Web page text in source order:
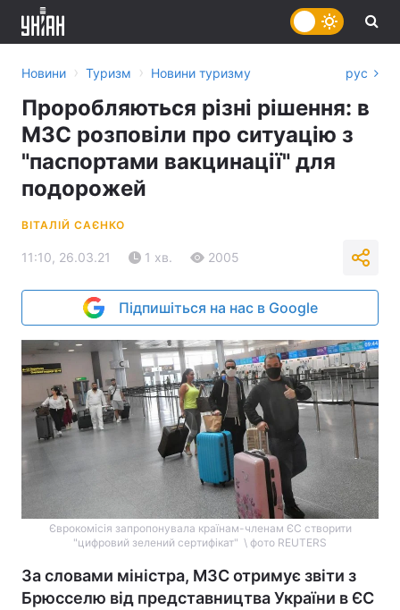
Новини › Туризм › Новини туризму рус
Проробляються різні рішення: в
МЗС розповіли про ситуацію з
"паспортами вакцинації" для
подорожей
ВІТАЛІЙ САЄНКО
11:10, 26.03.21 1 хв. 2005
Підпишіться на нас в Google
Єврокомісія запропонувала країнам-членам ЄС створити
"цифровий зелений сертифікат" \ фото REUTERS
За словами міністра, МЗС отримує звіти з
Брюсселю від представництва України в ЄС